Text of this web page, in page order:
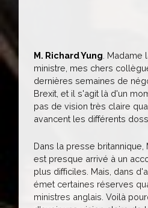
M. Richard Yung .
ministre, mes chers
dernières semaines de
Brexit, et il s'agit là d'un
pas de vision très claire
avancent les différents
Dans la presse britannique,
est presque arrivé à un
plus difficiles. Mais, dans
émet certaines réserves
ministres anglais. Voilà